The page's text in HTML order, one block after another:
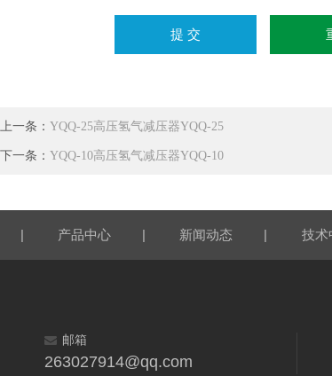
上一条：YQQ-25高压氢气减压器YQQ-25
下一条：YQQ-10高压氢气减压器YQQ-10
| 产品中心 | 新闻动态 | 技术
邮箱
263027914@qq.com